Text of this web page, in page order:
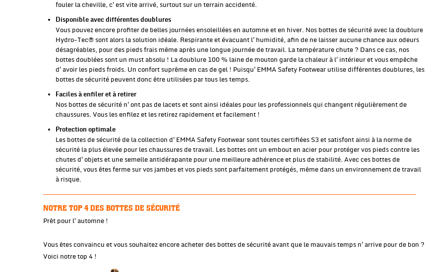
fouler la cheville, c'est vite arrivé, surtout sur un terrain accidenté.
Disponible avec différentes doublures
Vous pouvez encore profiter de belles journées ensoleillées en automne et en hiver. Nos bottes de sécurité avec la doublure
Hydro-Tec® sont alors la solution idéale. Respirante et évacuant l'humidité, afin de ne laisser aucune chance aux odeurs
désagréables, pour des pieds frais même après une longue journée de travail. La température chute ? Dans ce cas, nos
bottes doublées sont un must absolu ! La doublure 100 % laine de mouton garde la chaleur à l'intérieur et vous empêche
d'avoir les pieds froids. Un confort suprême en cas de gel ! Puisqu'EMMA Safety Footwear utilise différentes doublures, les
bottes de sécurité peuvent donc être utilisées par tous les temps.
Faciles à enfiler et à retirer
Nos bottes de sécurité n'ont pas de lacets et sont ainsi idéales pour les professionnels qui changent régulièrement de
chaussures. Vous les enfilez et les retirez rapidement et facilement !
Protection optimale
Les bottes de sécurité de la collection d'EMMA Safety Footwear sont toutes certifiées S3 et satisfont ainsi à la norme de
sécurité la plus élevée pour les chaussures de travail. Les bottes ont un embout en acier pour protéger vos pieds contre les
chutes d'objets et une semelle antidérapante pour une meilleure adhérence et plus de stabilité. Avec ces bottes de
sécurité, vous êtes ferme sur vos jambes et vos pieds sont parfaitement protégés, même dans un environnement de travail
à risque.
NOTRE TOP 4 DES BOTTES DE SÉCURITÉ
Prêt pour l'automne !
Vous êtes convaincu et vous souhaitez encore acheter des bottes de sécurité avant que le mauvais temps n'arrive pour de bon ?
Voici notre top 4 !